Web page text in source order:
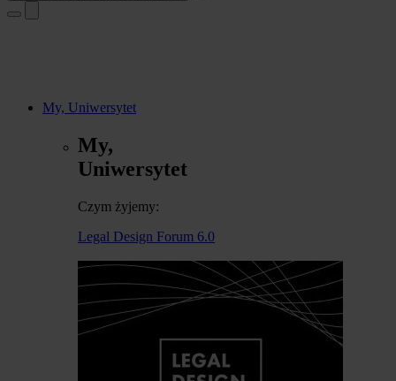
My, Uniwersytet
My,
Uniwersytet
Czym żyjemy:
Legal Design Forum 6.0